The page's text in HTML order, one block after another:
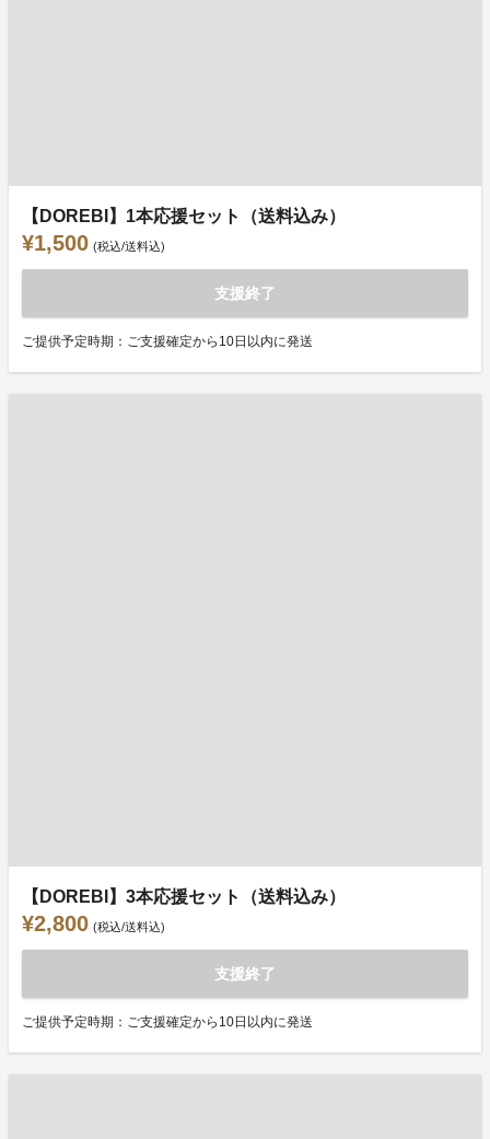
【DOREBI】1本応援セット（送料込み）
¥1,500 (税込/送料込)
支援終了
ご提供予定時期：ご支援確定から10日以内に発送
【DOREBI】3本応援セット（送料込み）
¥2,800 (税込/送料込)
支援終了
ご提供予定時期：ご支援確定から10日以内に発送